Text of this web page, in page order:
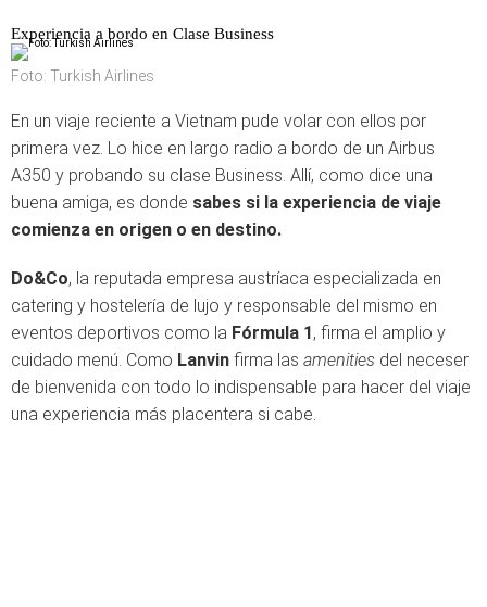
Experiencia a bordo en Clase Business
Foto: Turkish Airlines
En un viaje reciente a Vietnam pude volar con ellos por
primera vez. Lo hice en largo radio a bordo de un Airbus
A350 y probando su clase Business. Allí, como dice una
buena amiga, es donde sabes si la experiencia de viaje
comienza en origen o en destino.
Do&Co, la reputada empresa austríaca especializada en
catering y hostelería de lujo y responsable del mismo en
eventos deportivos como la Fórmula 1, firma el amplio y
cuidado menú. Como Lanvin firma las amenities del neceser
de bienvenida con todo lo indispensable para hacer del viaje
una experiencia más placentera si cabe.